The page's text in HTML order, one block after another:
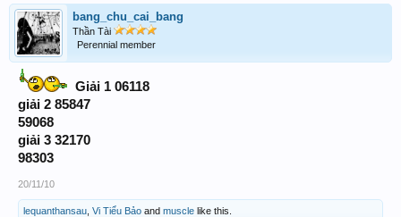
bang_chu_cai_bang
Thần Tài
Perennial member
Giải 1 06118
giải 2 85847
59068
giải 3 32170
98303
20/11/10
lequanthansau Vi Tiểu Bảo and muscle like this.